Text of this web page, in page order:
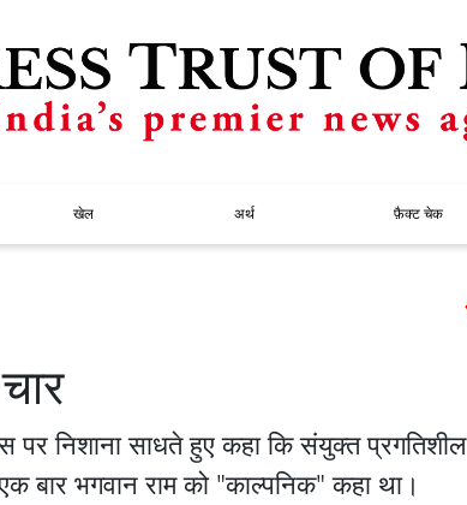
खेल अर्थ फ़ैक्ट चेक
निशाना साधते हुए कहा कि संयुक्त प्रगतिशील
भगवान राम को "काल्पनिक" कहा था।